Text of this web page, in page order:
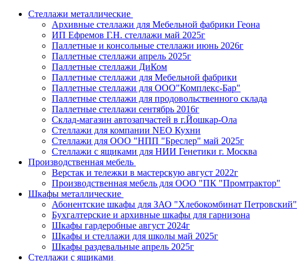
Стеллажи металлические
Архивные стеллажи для Мебельной фабрики Геона
ИП Ефремов Г.Н. стеллажи май 2025г
Паллетные и консольные стеллажи июнь 2026г
Паллетные стеллажи апрель 2025г
Паллетные стеллажи ДиКом
Паллетные стеллажи для Мебельной фабрики
Паллетные стеллажи для ООО"Комплекс-Бар"
Паллетные стеллажи для продовольственного склада
Паллетные стеллажи сентябрь 2016г
Склад-магазин автозапчастей в г.Йошкар-Ола
Стеллажи для компании NEO Кухни
Стеллажи для ООО "НПП "Бреслер" май 2025г
Стеллажи с ящиками для НИИ Генетики г. Москва
Производственная мебель
Верстак и тележки в мастерскую август 2022г
Производственная мебель для ООО "ПК "Промтрактор"
Шкафы металлические
Абонентские шкафы для ЗАО "Хлебокомбинат Петровский"
Бухгалтерские и архивные шкафы для гарнизона
Шкафы гардеробные август 2024г
Шкафы и стеллажи для школы май 2025г
Шкафы раздевальные апрель 2025г
Стеллажи с ящиками